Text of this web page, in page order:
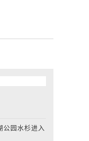
公园水杉进入